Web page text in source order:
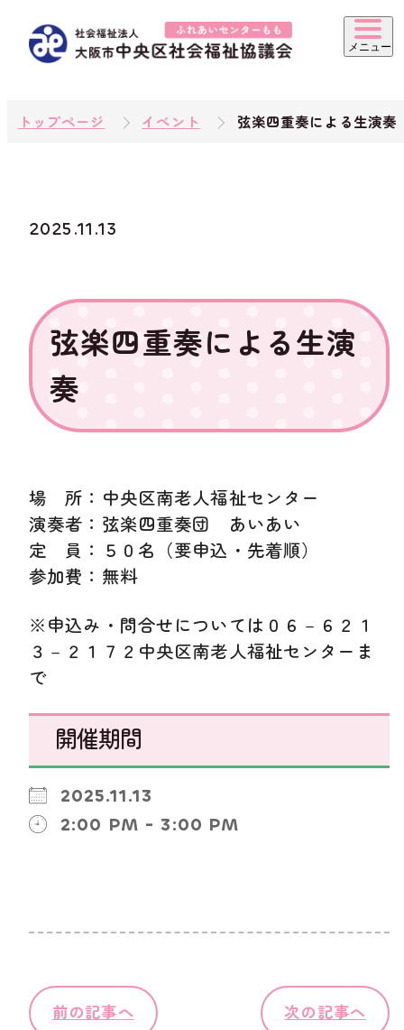
トップページ イベント 弦楽四重奏による生演奏
2025.11.13
弦楽四重奏による生演
奏
場 所：中央区南老人福祉センター
演奏者：弦楽四重奏団 あいあい
定 員：５０名（要申込・先着順）
参加費：無料
※ 申込み・問合せについては０６－６２１
３－２１７２中央区南老人福祉センターま
で
開催期間
2025.11.13
2:00 PM - 3:00 PM
前の記事へ 次の記事へ